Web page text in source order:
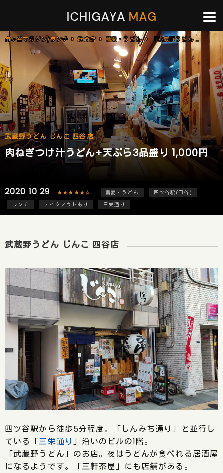
市ヶ谷マガジン/ランチ 飲食店 蕎麦・うどん 「武蔵野うどん じんこ 四谷店」で「肉ねぎつけ汁うどん+天ぷら3品盛り(1,000円)」のランチ
武蔵野うどん じんこ 四谷店
肉ねぎつけ汁うどん+天ぷら3品盛り 1,000円
2020 10 29 ★★★★★☆ 蕎麦・うどん
四ツ谷駅(四谷)
ランチ
テイクアウトあり 三栄通り
武蔵野うどん じんこ 四谷店
四ツ谷駅から徒歩5分程度。「しんみち通り」と並行し
ている「三栄通り」沿いのビルの1階。
「武蔵野うどん」のお店。夜はうどんが食べれる居酒屋
になるようです。「三軒茶屋」にも店舗がある。